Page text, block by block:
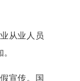
从业人员
宣传。国